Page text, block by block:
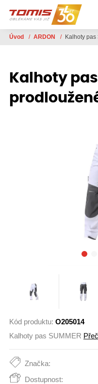
Úvod / ARDON / Kalhoty
Kalhoty pas
Kód produktu: O205014
Kalhoty pas SUMMER
Značka:
Dostupnost: